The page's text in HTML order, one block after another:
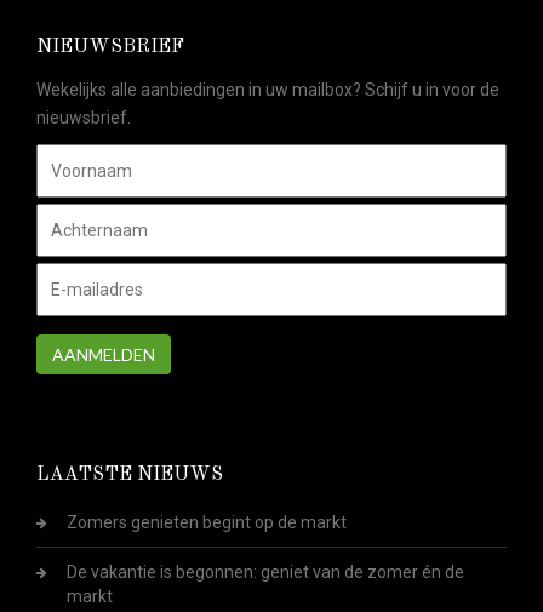
NIEUWSBRIEF
Wekelijks alle aanbiedingen in uw mailbox? Schijf u in voor de
nieuwsbrief.
AANMELDEN
LAATSTE NIEUWS
Zomers genieten begint op de markt
De vakantie is begonnen: geniet van de zomer én de
markt